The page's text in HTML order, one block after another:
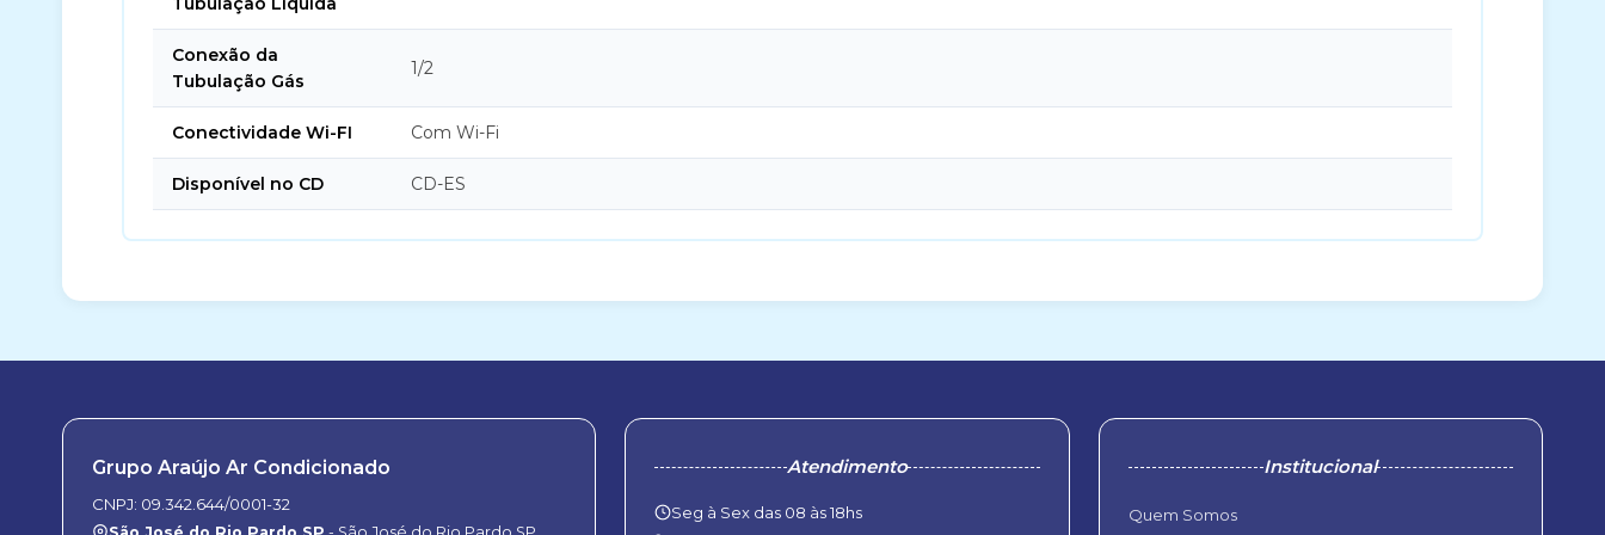
Conexão da
Tubulação Gás
1/2
Conectividade Wi-FI Com Wi-Fi
Disponível no CD CD-ES
Grupo Araújo Ar Condicionado
CNPJ: 09.342.644/0001-32
Atendimento
Seg à Sex das 08 às 18hs
Institucional
Quem Somos